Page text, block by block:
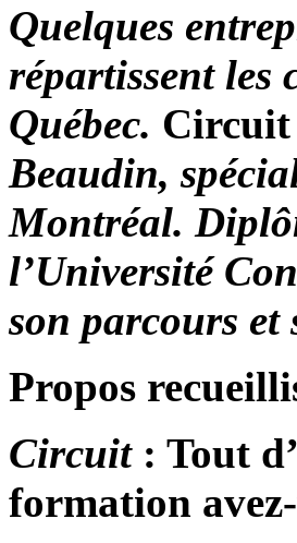
Quelques
répartissent les
Québec. Circuit
Beaudin,
Montréal.
l’Université
son parcours
Propos
Circuit: Tout
formation